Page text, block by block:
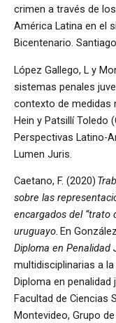
crimen a través de
América Latina en el
Bicentenario.
López Gallego, L y
sistemas penales
contexto de medidas
Hein y Patsillí Toledo
Perspectivas Latino-
Lumen Juris.
Caetano, F. (2020)
sobre las
encargados del “trato
uruguayo. En
Diploma en Penalidad
multidisciplinarias a
Diploma en
Facultad de Ciencias
Montevideo, Grupo